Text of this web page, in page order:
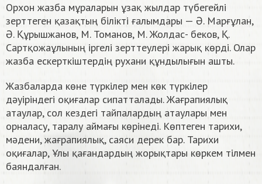
Орхон жазба мұраларын ұзақ жылдар түбегейлі
зерттеген қазақтың білікті ғалымдары — Ә. Марғұлан,
Ә. Құрышжанов, М. Томанов, М. Жолдас- беков, Қ.
Сартқожаұлының іргелі зерттеулері жарық көрді. Олар
жазба ескерткіштердің рухани құндылығын ашты.
Жазбаларда көне түркілер мен көк түркілер
дәуіріндегі оқиғалар сипатталады. Жағрапиялық
атаулар, сол кездегі тайпалардың атаулары мен
орналасу, таралу аймағы көрінеді. Көптеген тарихи,
мәдени, жағрапиялық, саяси дерек бар. Тарихи
оқиғалар, Ұлы қағандардың жорықтары көркем тілмен
баяндалған.